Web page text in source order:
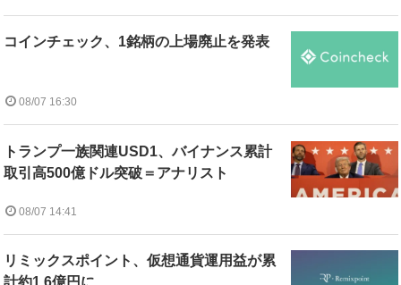
コインチェック、1銘柄の上場廃止を発表
08/07 16:30
トランプ一族関連USD1、バイナンス累計
取引高500億ドル突破＝アナリスト
08/07 14:41
リミックスポイント、仮想通貨運用益が累